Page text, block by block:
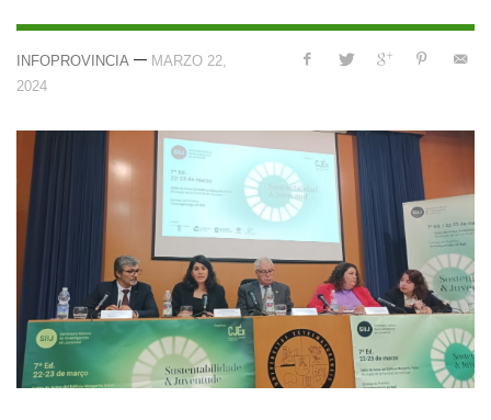
INFOPROVINCIA — MARZO 22,
2024